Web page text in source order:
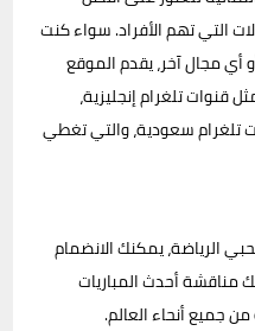
التي تهم الأفراد. سواء كنت
أي مجال آخر، يقدم الموقع
قنوات تلغرام إنجليزية،
سعودية، والتي تغطي
الرياضة، يمكنك الانضمام
مناقشة أحدث المباريات
جميع أنحاء العالم.